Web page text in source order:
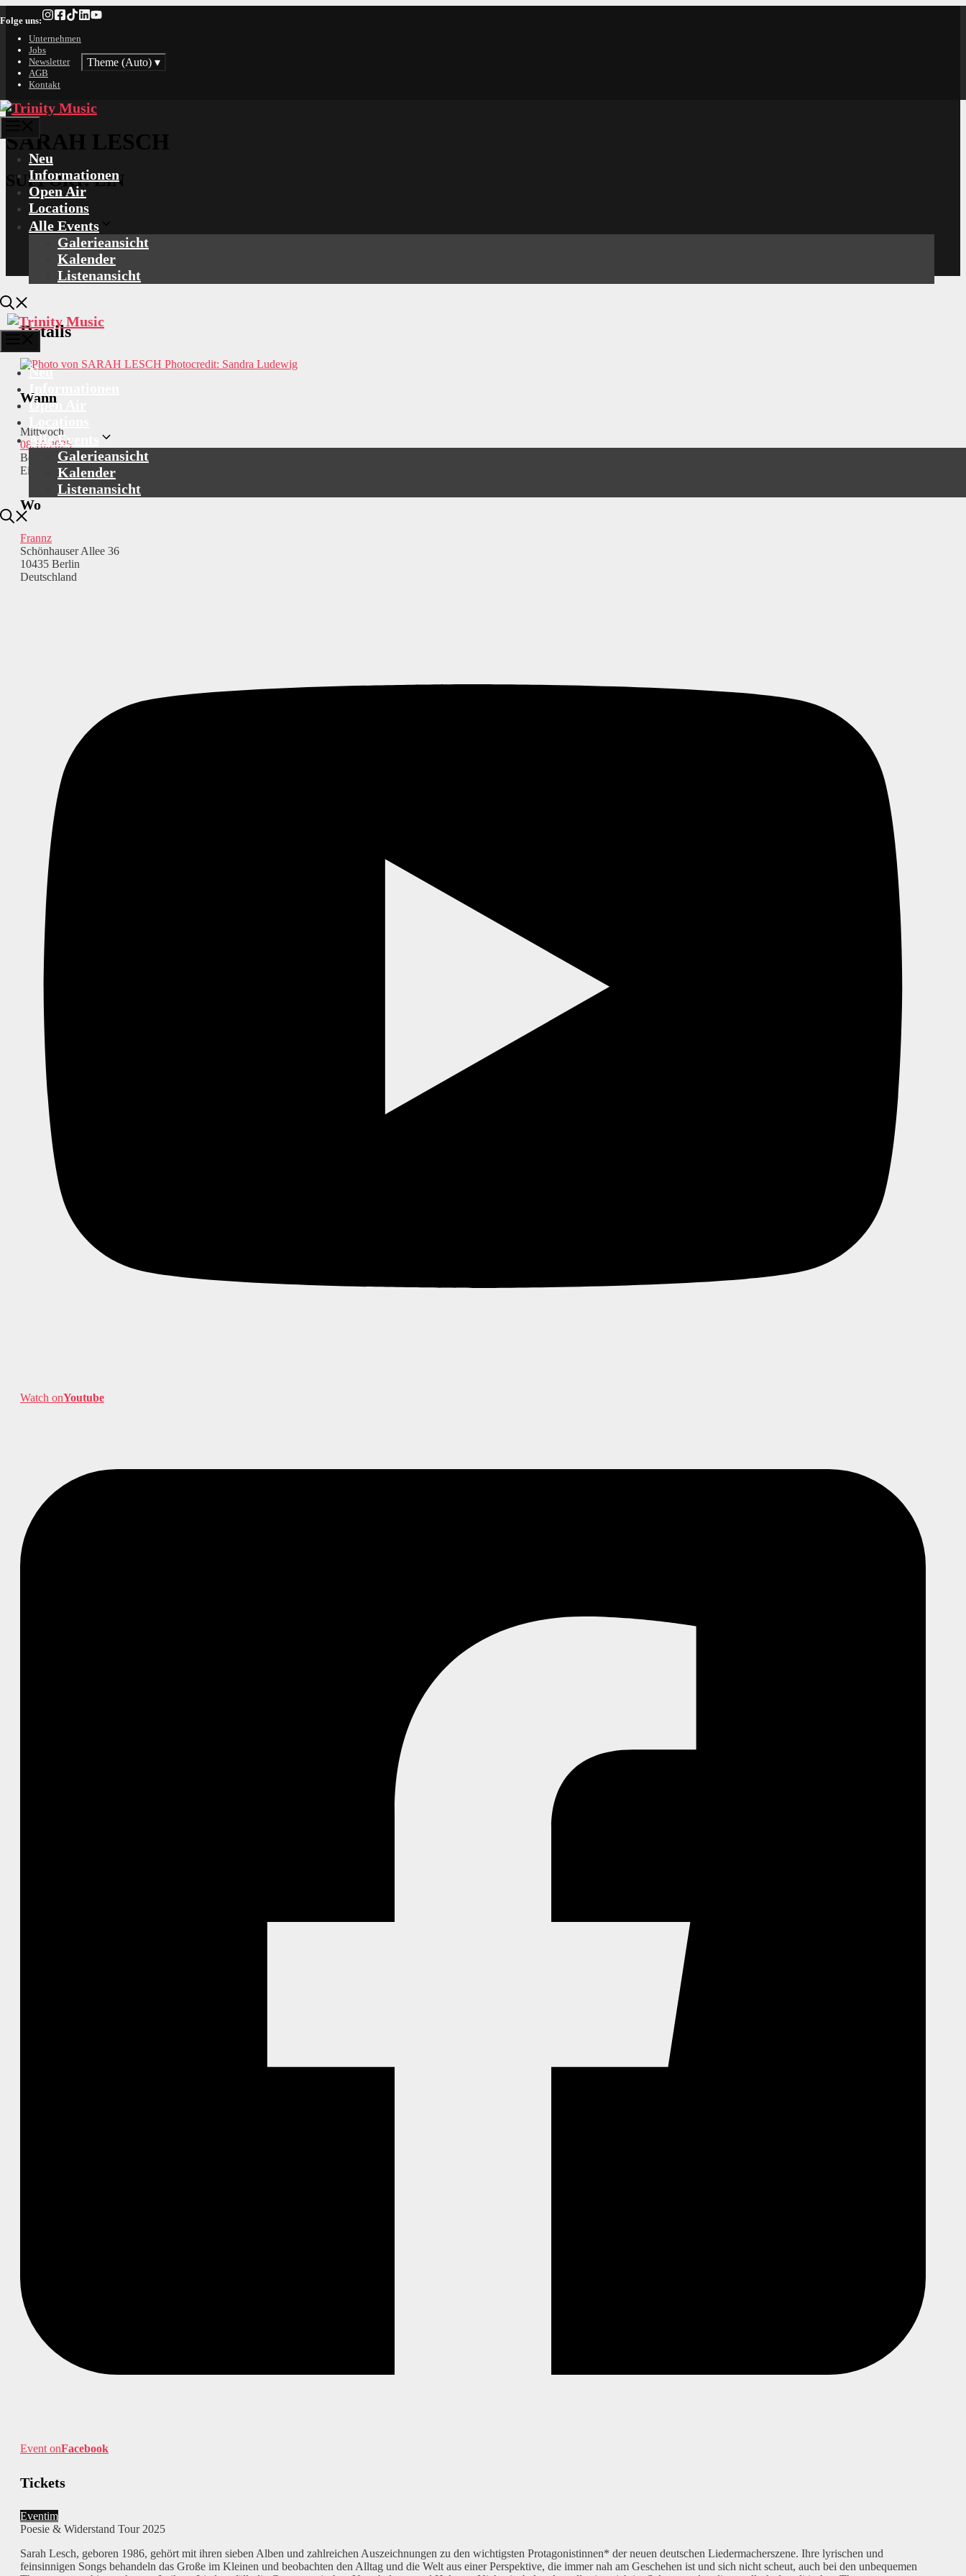
Inhalt
springen
Folge uns:
Unternehmen
Jobs
Newsletter
AGB
Kontakt
Theme (Auto) ▾
Neu
Informationen
Open Air
Locations
Alle Events
Galerieansicht
Kalender
Listenansicht
Menü
Neu
Open Air
Alle Events
Galerieansicht
Kalender
Listenansicht
SARAH LESCH
SUPPORT: LIN
Details
Photocredit: Sandra Ludewig
Wann
Mittwoch
08.10.2025
Beginn: 20:00
Einlass: 19:00
Wo
Frannz
Schönhauser Allee 36
10435 Berlin
Deutschland
Watch onYoutube
Event onFacebook
Tickets
Eventim
Poesie & Widerstand Tour 2025
Sarah Lesch, geboren 1986, gehört mit ihren sieben Alben und zahlreichen Auszeichnungen zu den wichtigsten Protagonistinnen* der neuen deutschen Liedermacherszene. Ihre lyrischen und
feinsinnigen Songs behandeln das Große im Kleinen und beobachten den Alltag und die Welt aus einer Perspektive, die immer nah am Geschehen ist und sich nicht scheut, auch bei den unbequemen